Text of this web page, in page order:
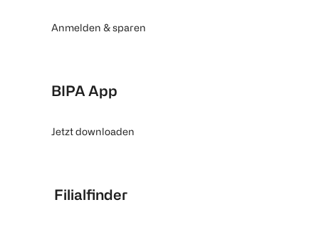
Anmelden & sparen
BIPA App
Jetzt downloaden
Filialfinder